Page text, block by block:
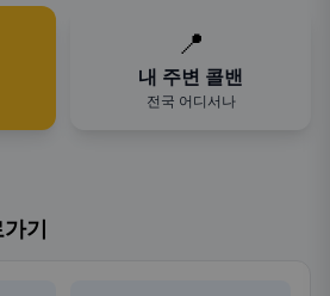
📍
내 주변 콜밴
전국 어디서나
기